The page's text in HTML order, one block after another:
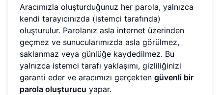
Aracımızla oluşturduğunuz her parola, yalnızca
kendi tarayıcınızda (istemci tarafında)
oluşturulur. Parolanız asla internet üzerinden
geçmez ve sunucularımızda asla görülmez,
saklanmaz veya günlüğe kaydedilmez. Bu
yalnızca istemci tarafı yaklaşımı, gizliliğinizi
garanti eder ve aracımızı gerçekten güvenli bir
parola oluşturucu yapar.